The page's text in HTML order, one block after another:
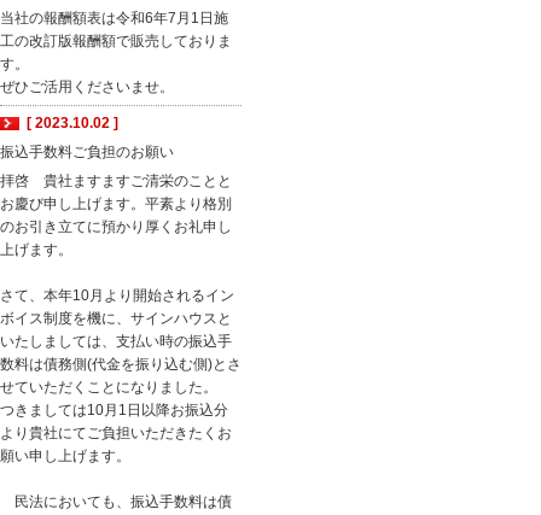
当社の報酬額表は令和6年7月1日施
工の改訂版報酬額で販売しておりま
す。
ぜひご活用くださいませ。
[ 2023.10.02 ]
振込手数料ご負担のお願い
拝啓 貴社ますますご清栄のことと
お慶び申し上げます。平素より格別
のお引き立てに預かり厚くお礼申し
上げます。
さて、本年10月より開始されるイン
ボイス制度を機に、サインハウスと
いたしましては、支払い時の振込手
数料は債務側(代金を振り込む側)とさ
せていただくことになりました。
つきましては10月1日以降お振込分
より貴社にてご負担いただきたくお
願い申し上げます。
民法においても、振込手数料は債